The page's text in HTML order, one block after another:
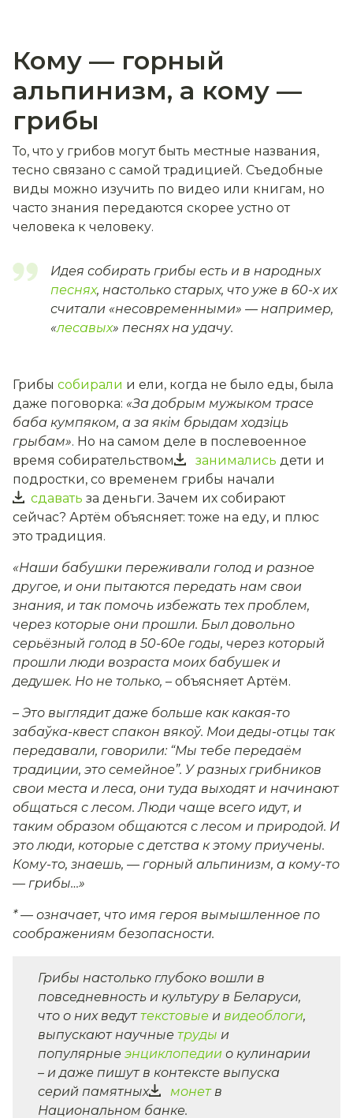
Кому — горный
альпинизм, а кому —
грибы
То, что у грибов могут быть местные названия,
тесно связано с самой традицией. Съедобные
виды можно изучить по видео или книгам, но
часто знания передаются скорее устно от
человека к человеку.
Идея собирать грибы есть и в народных
песнях, настолько старых, что уже в 60-х их
считали «несовременными» — например,
«лесавых» песнях на удачу.
Грибы собирали и ели, когда не было еды, была
даже поговорка: «За добрым мужыком трасе
баба кумпяком, а за якім брыдам ходзіць
грыбам». Но на самом деле в послевоенное
время собирательством
занимались дети и
подростки, со временем грибы начали
сдавать за деньги. Зачем их собирают
сейчас? Артём объясняет: тоже на еду, и плюс
это традиция.
«Наши бабушки переживали голод и разное
другое, и они пытаются передать нам свои
знания, и так помочь избежать тех проблем,
через которые они прошли. Был довольно
серьёзный голод в 50-60е годы, через который
прошли люди возраста моих бабушек и
дедушек. Но не только, – объясняет Артём.
– Это выглядит даже больше как какая-то
забаўка-квест спакон вякоў. Мои деды-отцы так
передавали, говорили: “Мы тебе передаём
традиции, это семейное”. У разных грибников
свои места и леса, они туда выходят и начинают
общаться с лесом. Люди чаще всего идут, и
таким образом общаются с лесом и природой. И
это люди, которые с детства к этому приучены.
Кому-то, знаешь, — горный альпинизм, а кому-то
— грибы…»
* — означает, что имя героя вымышленное по
соображениям безопасности.
Грибы настолько глубоко вошли в
повседневность и культуру в Беларуси,
что о них ведут текстовые и видеоблоги,
выпускают научные труды и
популярные энциклопедии о кулинарии
– и даже пишут в контексте выпуска
серий памятных
монетв
Национальном банке.